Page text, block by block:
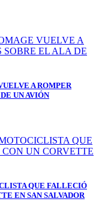
A ROMPER
UN AVIÓN
QUE FALLECIÓ
EN SAN SALVADOR